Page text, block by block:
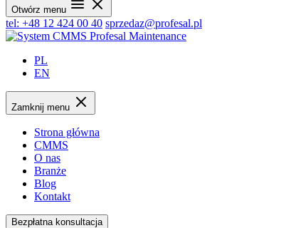
Otwórz menu
tel: +48 12 424 00 40 sprzedaz@profesal.pl
PL
EN
Zamknij menu
Strona główna
CMMS
O nas
Branże
Blog
Kontakt
Bezpłatna konsultacja